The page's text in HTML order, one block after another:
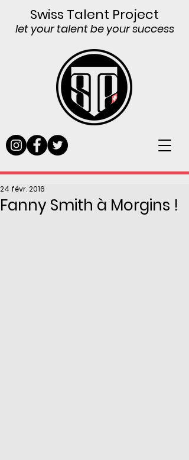
Swiss Talent Project
let your talent be your success
Fanny Smith à Morgins !
24 févr. 2016